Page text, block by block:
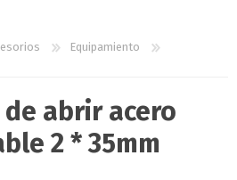
Equipamiento
abrir acero
2 * 35mm